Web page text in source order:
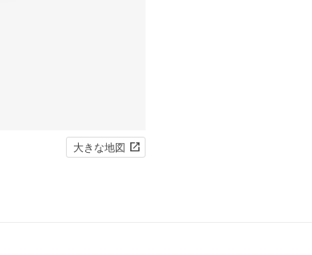
大きな地図